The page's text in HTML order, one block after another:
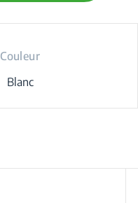
Couleur
Blanc